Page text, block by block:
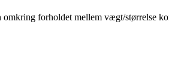
forholdet mellem vægt/størrelse